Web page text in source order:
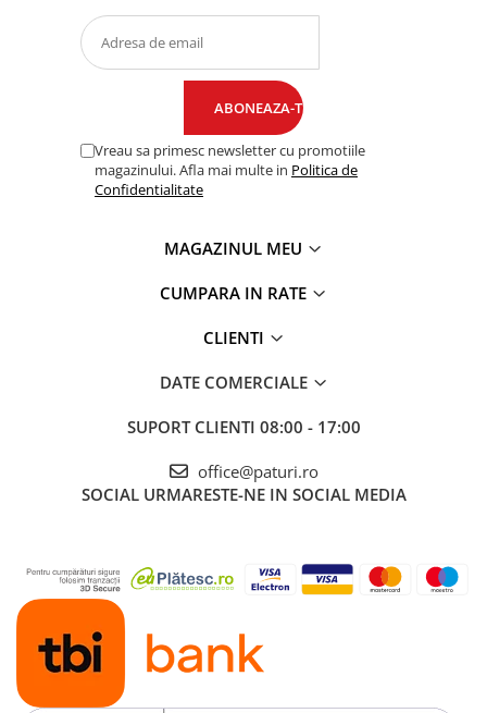
Vreau sa primesc newsletter cu promotiile
magazinului. Afla mai multe in Politica de
Confidentialitate
MAGAZINUL MEU
CUMPARA IN RATE
CLIENTI
DATE COMERCIALE
SUPORT CLIENTI 08:00 - 17:00
office@paturi.ro
SOCIAL URMARESTE-NE IN SOCIAL MEDIA